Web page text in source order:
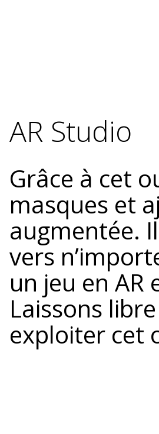
AR Studio
Grâce à cet
masques et
augmentée.
vers
un jeu en AR
Laissons
exploiter cet